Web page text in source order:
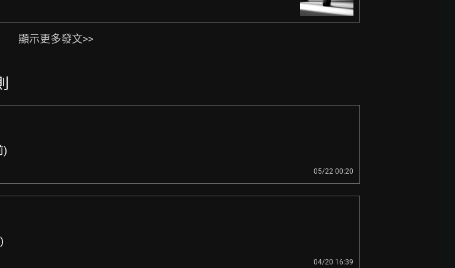
顯示更多發文>>
)
05/22 00:20
04/20 16:39